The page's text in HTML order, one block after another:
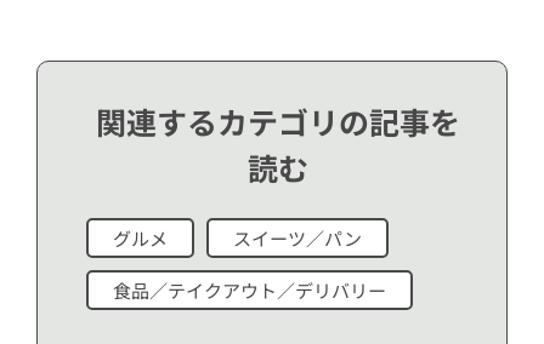
関連するカテゴリの記事を
読む
グルメ スイーツ／パン
食品／テイクアウト／デリバリー